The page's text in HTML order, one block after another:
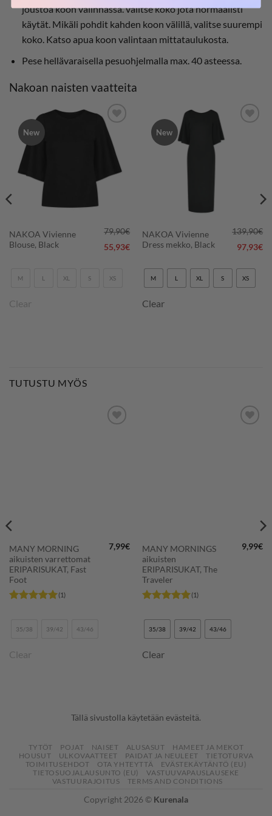
joustoa koon valinnassa. valitse koko jota normaalisti
käytät. Mikäli pohdit kahden koon välillä, valitse suurempi
koko. Katso apua koon valintaan mittataulukosta.
Pese hellävaraisella pesuohjelmalla max. 40 asteessa.
Nakoan naisten vaatteita
New
SUOSIKKEIHIN
NAKOA Vivienne
Blouse, Black
79,90€
55,93€
M L XL S XS
Clear
New
LISÄÄ
SUOSIKKEIHIN
NAKOA Vivienne
Dress mekko, Black
139,90€
97,93€
M L XL S XS
Clear
TUTUSTU MYÖS
MANY MORNING
aikuisten varrettomat
ERIPARISUKAT, Fast
Foot
/ 5
(1)
7,99€
35/38 39/42 43/46
Clear
MANY MORNINGS
aikuisten
ERIPARISUKAT, The
Traveler
tuotteesta:5
/ 5
(1)
9,99€
35/38 39/42 43/46
Clear
Tällä sivustolla käytetään evästeitä.
TYTÖT POJAT NAISET ALUSASUT
HAMEET JA MEKOT
HOUSUT
ULKOVAATTEET PAIDAT JA NEULEET
TIETOTURVA
TOIMITUSEHDOT
OTA YHTEYTTÄ
EVÄSTEKÄYTÄNTÖ (EU)
TIETOSUOJALAUSUNTO (EU)
VASTUUVAPAUSLAUSEKE
VASTUURAJOITUS
TERMS AND CONDITIONS
Copyright 2026 © Kurenala